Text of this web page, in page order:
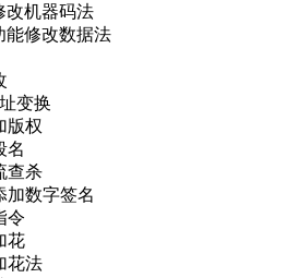
改机器码法
能修改数据法
变换
版权
名
查杀
加数字签名
令
花
花法